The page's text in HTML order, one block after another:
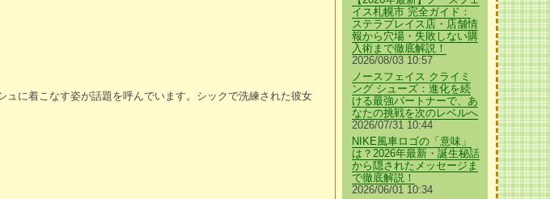
に着こなす姿が話題を呼んでいます。シックで洗練された彼女
イス札幌市 完全ガイド：
ステラプレイス店・店舗情
報から穴場・失敗しない購
入術まで徹底解説！
2026/08/03 10:57
ノースフェイス クライミ
ング シューズ：進化を続
ける最強パートナーで、あ
なたの挑戦を次のレベルへ
2026/07/31 10:44
NIKE風車ロゴの「意味」
は？2026年最新・誕生秘話
から隠されたメッセージま
で徹底解説！
2026/06/01 10:34